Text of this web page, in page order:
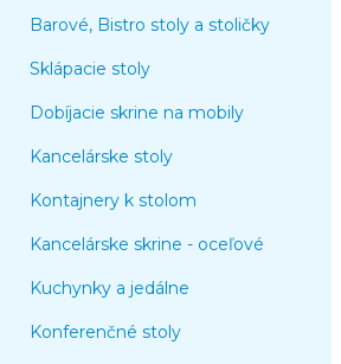
Barové, Bistro stoly a stoličky
Sklápacie stoly
Dobíjacie skrine na mobily
Kancelárske stoly
Kontajnery k stolom
Kancelárske skrine - oceľové
Kuchynky a jedálne
Konferenčné stoly